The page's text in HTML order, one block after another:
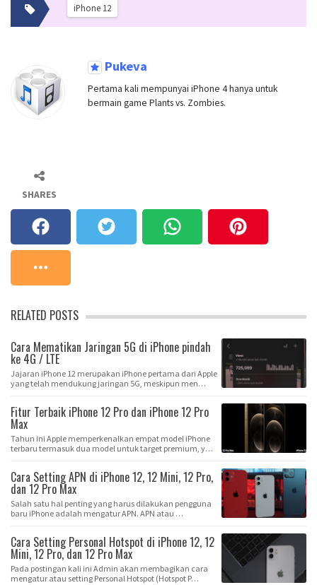
iPhone 12
Pukeva
Pertama kali mempunyai iPhone 4 hanya untuk
bermain game Plants vs. Zombies.
SHARES
RELATED POSTS
Cara Mematikan Jaringan 5G di iPhone pindah
ke 4G / LTE
Jajaran iPhone 12 merupakan iPhone pertama dari Apple
yang telah mendukung jaringan 5G, meskipun men…
Fitur Terbaik iPhone 12 Pro dan iPhone 12 Pro
Max
Tahun ini Apple memperkenalkan empat model iPhone
terbaru termasuk dua model untuk target premium, y…
Cara Setting APN di iPhone 12, 12 Mini, 12 Pro,
dan 12 Pro Max
Salah satu hal penting yang harus dilakukan pengguna
baru iPhone adalah mengatur APN. APN atau …
Cara Setting Personal Hotspot di iPhone 12, 12
Mini, 12 Pro, dan 12 Pro Max
Pada postingan kali ini Admin akan membagikan cara
mengatur atau setting Personal Hotspot (Hotspot P…